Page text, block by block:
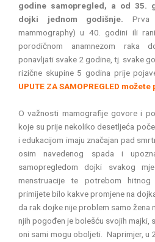
godine samopregled, a od 35.
dojki jednom godišnje. Prva
mammography) u 40. godini ili
porodičnom anamnezom raka
ponavljati svake 2 godine, tj. svake
rizične skupine 5 godina prije
UPUTE ZA SAMOPREGLED
O važnosti mamografije govore i
koje su prije nekoliko desetljeća
i edukacijom imaju značajan pad
osim navedenog spada i
samopregledom dojki svakog
menstruacije te potrebom
primijete bilo kakve promjene na
da rak dojke nije problem samo žena
njih pogođen je bolešću svojih majki,
oni sami mogu oboljeti. Naprimjer, u